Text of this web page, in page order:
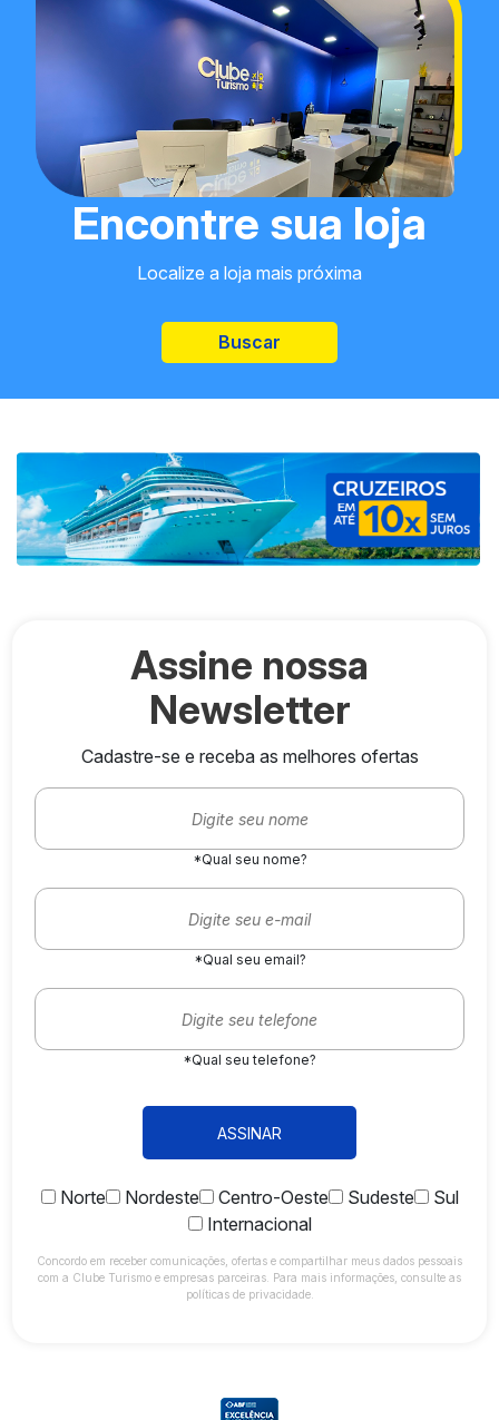
Encontre sua loja
Localize a loja mais próxima
Buscar
Assine nossa
Newsletter
Cadastre-se e receba as melhores ofertas
*Qual seu nome?
*Qual seu email?
*Qual seu telefone?
ASSINAR
Norte Nordeste Centro-Oeste Sudeste
Sul
Internacional
Concordo em receber comunicações, ofertas e compartilhar meus dados pessoais
com a Clube Turismo e empresas parceiras. Para mais informações, consulte as
políticas de privacidade.